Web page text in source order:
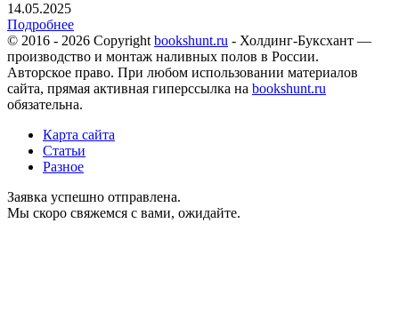
14.05.2025
Подробнее
© 2016 - 2026 Copyright bookshunt.ru - Холдинг-Буксхант —
производство и монтаж наливных полов в России.
Авторское право. При любом использовании материалов
сайта, прямая активная гиперссылка на bookshunt.ru
обязательна.
Карта сайта
Статьи
Разное
Заявка успешно отправлена.
Мы скоро свяжемся с вами, ожидайте.